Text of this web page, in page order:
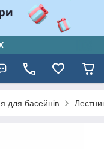
для басейнів